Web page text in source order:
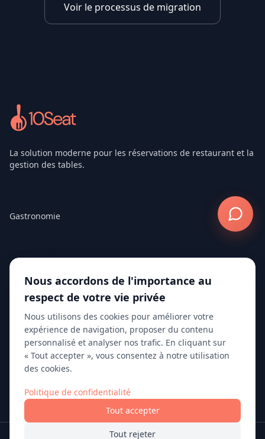
Voir le processus de migration
La solution moderne pour les réservations de restaurant et la
gestion des tables.
Gastronomie
Blog
Livres blancs
Études de cas
Passer à 10Seat
10Seat vs TheFork
10Seat vs Zenchef
Contact
Nous accordons de l'importance au
respect de votre vie privée
Nous utilisons des cookies pour améliorer votre
expérience de navigation, proposer du contenu
personnalisé et analyser nos trafic. En cliquant sur
« Tout accepter », vous consentez à notre utilisation
des cookies.
Politique de confidentialité
Tout rejeter
Tout accepter